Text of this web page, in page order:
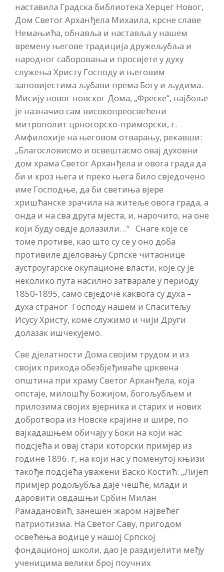
наставила Градска библиотека Херцег Новог,
Дом Светог Арханђела Михаила, крсне славе
Немањића, обнавља и наставља у нашем
времену његове традиција дружељубља и
народног саборовања и просвјете у духу
служења Христу Господу и његовим
заповијестима љубави према Богу и људима.
Мисију новог новског Дома, „Фреске“, најбоље
је назначио сам високопреосвећени
митрополит црногорско-приморски, г.
Амфилохије на његовом отварању, рекавши:
„Благословисмо и освештасмо овај духовни
дом храма Светог Арханђела и овога града да
би и кроз њега и преко њега било свједочено
име Господње, да би светиња вјере
хришћанске зрачила на житеље овога града, а
онда и на сва друга мјеста, и, нарочито, на оне
који буду овдје долазили…“ Снаге које се
томе противе, као што су се у оно доба
противиле дјеловању Српске читаонице
аустроугарске окупационе власти, које су је
неколико пута насилно затварале у периоду
1850-1895, само свједоче каквога су духа –
духа страног Господу нашем и Спаситељу
Исусу Христу, коме служимо и чији Други
долазак ишчекујемо.
Све дјелатности Дома својим трудом и из
својих прихода обезбјеђиваће црквена
општина при храму Светог Арханђела, која
опстаје, милошћу Божијом, богољубљем и
прилозима својих вјерника и старих и нових
добротвора из Новске крајине и шире, по
вајкадашњем обичају у Боки на који нас
подсјећа и овај стари которски примјер из
године 1896. г, на који нас у поменутој књизи
такође подсјећа уважени Васко Костић: „Лијеп
примјер родољубља даје чешће, млади и
даровити овдашњи Србин Милан
Рамадановић, занешен жаром највећег
патриотизма. На Светог Саву, пригодом
освећења водице у нашој Српској
фондационој школи, дао је раздијелити међу
ученицима велики број поучних